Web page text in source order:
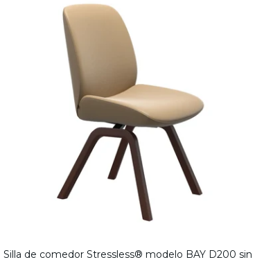
Silla de comedor Stressless® modelo BAY D200 sin